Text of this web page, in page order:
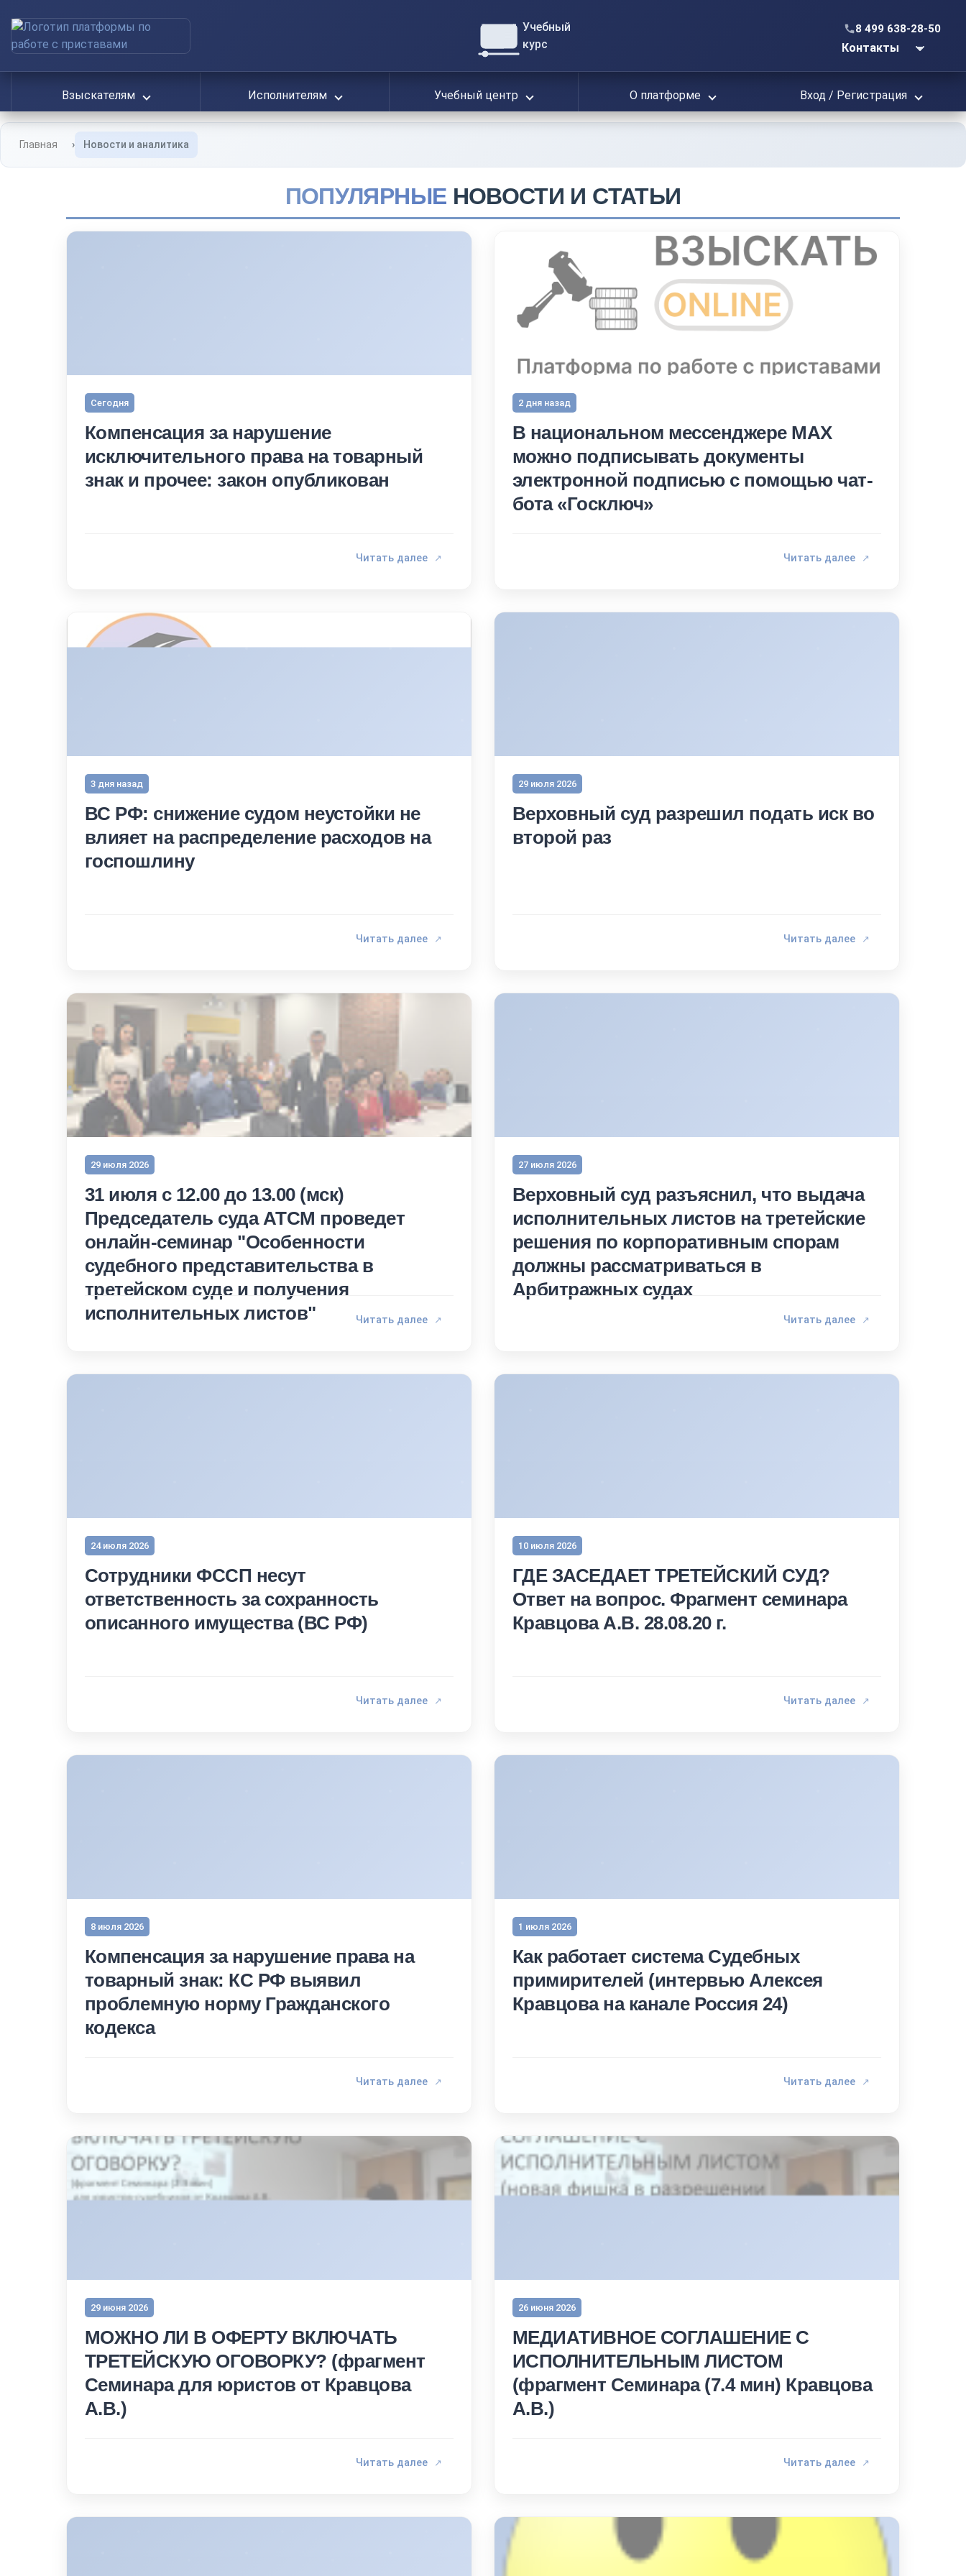
Учебный
курс
8 499 638-28-50
Контакты
Вход / Регистрация
Взыскателям Исполнителям Учебный центр О платформе
Главная Новости и аналитика
ПОПУЛЯРНЫЕ НОВОСТИ И СТАТЬИ
Сегодня
Компенсация за нарушение
исключительного права на товарный
знак и прочее: закон опубликован
Читать далее ↗
2 дня назад
В национальном мессенджере MAX
можно подписывать документы
электронной подписью с помощью чат-
бота «Госключ»
Читать далее ↗
3 дня назад
ВС РФ: снижение судом неустойки не
влияет на распределение расходов на
госпошлину
Читать далее ↗
29 июля 2026
Верховный суд разрешил подать иск во
второй раз
Читать далее ↗
29 июля 2026
31 июля с 12.00 до 13.00 (мск)
Председатель суда АТСМ проведет
онлайн-семинар "Особенности
судебного представительства в
третейском суде и получения
исполнительных листов"
Читать далее ↗
27 июля 2026
Верховный суд разъяснил, что выдача
исполнительных листов на третейские
решения по корпоративным спорам
должны рассматриваться в
Арбитражных судах
Читать далее ↗
24 июля 2026
Cотрудники ФССП несут
ответственность за сохранность
описанного имущества (ВС РФ)
Читать далее ↗
10 июля 2026
ГДЕ ЗАСЕДАЕТ ТРЕТЕЙСКИЙ СУД?
Ответ на вопрос. Фрагмент семинара
Кравцова А.В. 28.08.20 г.
Читать далее ↗
8 июля 2026
Компенсация за нарушение права на
товарный знак: КС РФ выявил
проблемную норму Гражданского
кодекса
Читать далее ↗
1 июля 2026
Как работает система Судебных
примирителей (интервью Алексея
Кравцова на канале Россия 24)
Читать далее ↗
29 июня 2026
МОЖНО ЛИ В ОФЕРТУ ВКЛЮЧАТЬ
ТРЕТЕЙСКУЮ ОГОВОРКУ? (фрагмент
Семинара для юристов от Кравцова
А.В.)
Читать далее ↗
26 июня 2026
МЕДИАТИВНОЕ СОГЛАШЕНИЕ С
ИСПОЛНИТЕЛЬНЫМ ЛИСТОМ
(фрагмент Семинара (7.4 мин) Кравцова
А.В.)
Читать далее ↗